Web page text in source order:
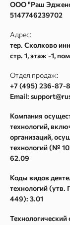
Политика
Согласие на
Согласие на
Карта сайта
Кластеризация
Частотности
Текстовый
Сайт аудит
Метасканер
Поиск в Webarchive
Массовая
Поиск спама в
Параметры
Спам в ссылках
Восстановление
ООО "Раш
5147746239702
Адрес:
тер. Сколково
стр. 1, этаж -1,
Отдел продаж:
+7 (495) 236-87-
Email:
Компания
технологий,
организаций,
технологий (№
62.09
Коды видов
технологий
449): 3.01
Технологический